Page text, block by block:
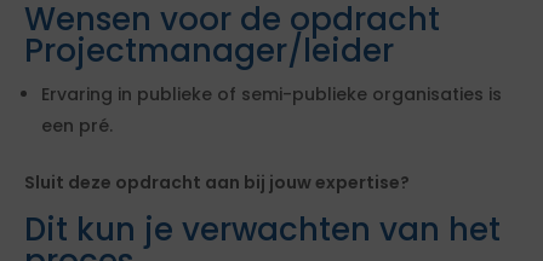
Wensen voor de opdracht
Projectmanager/leider
Ervaring in publieke of semi-publieke organisaties is
een pré.
Sluit deze opdracht aan bij jouw expertise?
Dit kun je verwachten van het